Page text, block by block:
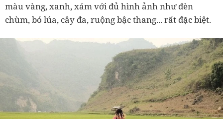
màu vàng, xanh, xám với đủ hình ảnh như đèn
chùm, bó lúa, cây đa, ruộng bậc thang... rất đặc biệt.